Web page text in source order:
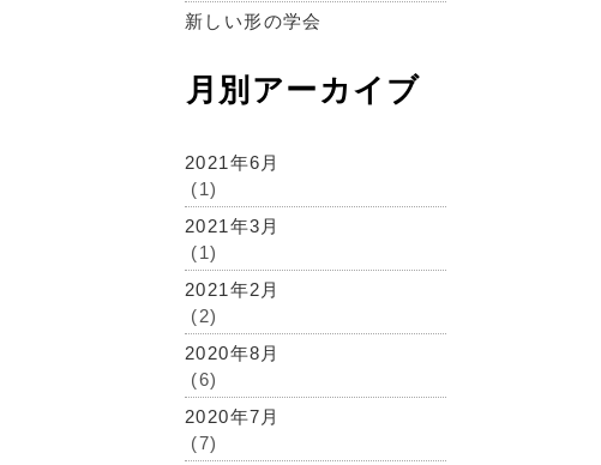
新しい形の学会
月別アーカイブ
2021年6月
(1)
2021年3月
(1)
2021年2月
(2)
2020年8月
(6)
2020年7月
(7)